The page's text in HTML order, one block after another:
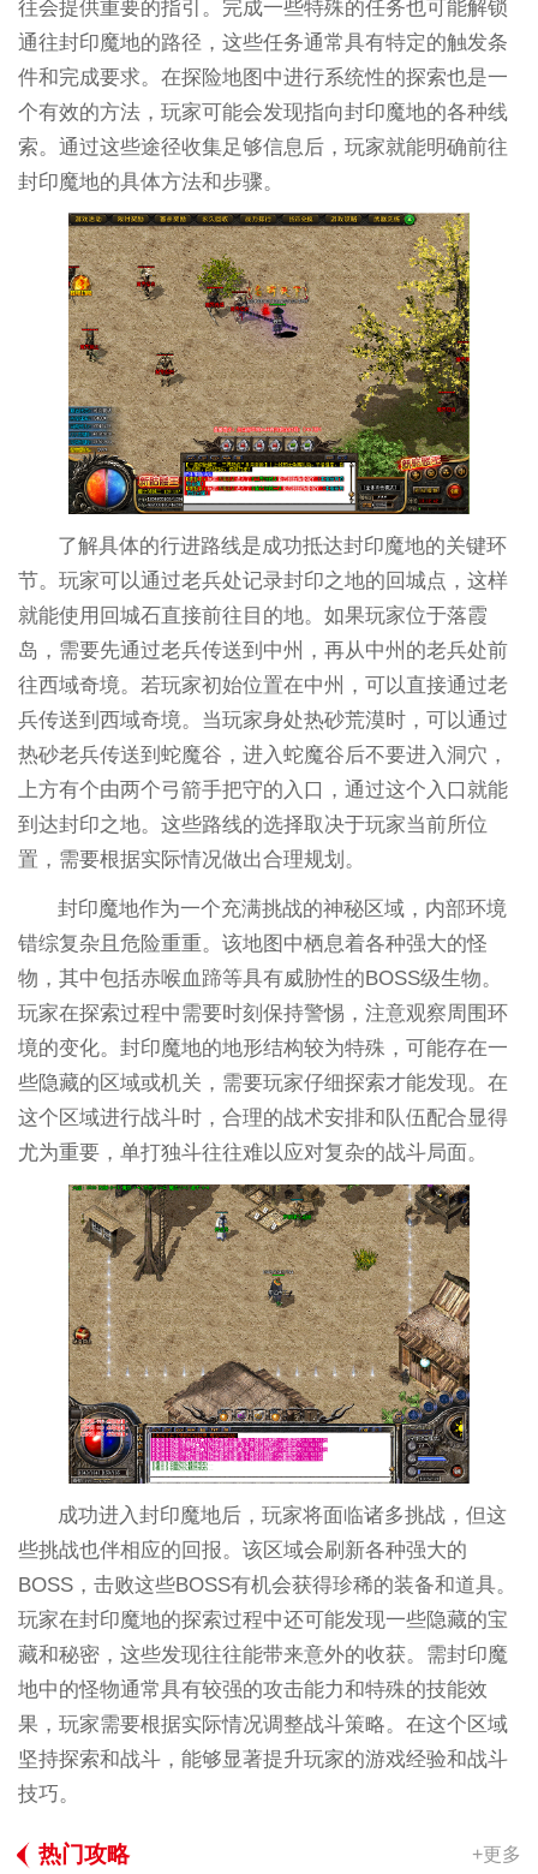
往会提供重要的指引。完成一些特殊的任务也可能解锁
通往封印魔地的路径，这些任务通常具有特定的触发条
件和完成要求。在探险地图中进行系统性的探索也是一
个有效的方法，玩家可能会发现指向封印魔地的各种线
索。通过这些途径收集足够信息后，玩家就能明确前往
封印魔地的具体方法和步骤。
了解具体的行进路线是成功抵达封印魔地的关键环
节。玩家可以通过老兵处记录封印之地的回城点，这样
就能使用回城石直接前往目的地。如果玩家位于落霞
岛，需要先通过老兵传送到中州，再从中州的老兵处前
往西域奇境。若玩家初始位置在中州，可以直接通过老
兵传送到西域奇境。当玩家身处热砂荒漠时，可以通过
热砂老兵传送到蛇魔谷，进入蛇魔谷后不要进入洞穴，
上方有个由两个弓箭手把守的入口，通过这个入口就能
到达封印之地。这些路线的选择取决于玩家当前所位
置，需要根据实际情况做出合理规划。
封印魔地作为一个充满挑战的神秘区域，内部环境
错综复杂且危险重重。该地图中栖息着各种强大的怪
物，其中包括赤喉血蹄等具有威胁性的BOSS级生物。
玩家在探索过程中需要时刻保持警惕，注意观察周围环
境的变化。封印魔地的地形结构较为特殊，可能存在一
些隐藏的区域或机关，需要玩家仔细探索才能发现。在
这个区域进行战斗时，合理的战术安排和队伍配合显得
尤为重要，单打独斗往往难以应对复杂的战斗局面。
成功进入封印魔地后，玩家将面临诸多挑战，但这
些挑战也伴相应的回报。该区域会刷新各种强大的
BOSS，击败这些BOSS有机会获得珍稀的装备和道具。
玩家在封印魔地的探索过程中还可能发现一些隐藏的宝
藏和秘密，这些发现往往能带来意外的收获。需封印魔
地中的怪物通常具有较强的攻击能力和特殊的技能效
果，玩家需要根据实际情况调整战斗策略。在这个区域
坚持探索和战斗，能够显著提升玩家的游戏经验和战斗
技巧。
热门攻略 +更多